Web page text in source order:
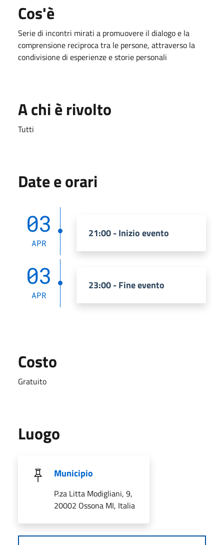
Cos'è
Serie di incontri mirati a promuovere il dialogo e la
comprensione reciproca tra le persone, attraverso la
condivisione di esperienze e storie personali
A chi è rivolto
Tutti
Date e orari
03
APR
21:00 - Inizio evento
03
APR
23:00 - Fine evento
Costo
Gratuito
Luogo
Municipio
P.za Litta Modigliani, 9,
20002 Ossona MI, Italia